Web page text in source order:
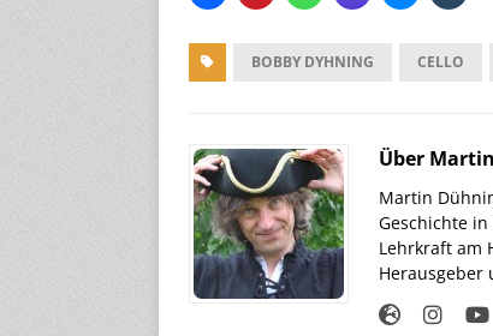
BOBBY DYHNING CELLO
Über
Martin
Geschichte
Lehrkraft am
Herausgeber